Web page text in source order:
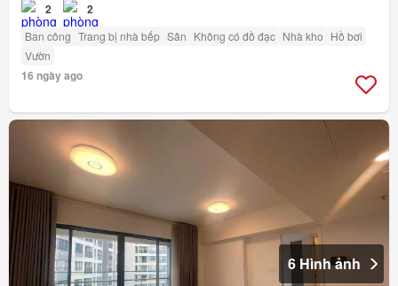
2 2
Ban công Trang bị nhà bếp Sân Không có đồ đạc Nhà kho Hồ bơi
Vườn
16 ngày ago
6 Hình ảnh